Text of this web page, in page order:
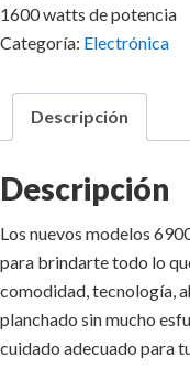
1600 watts de potencia
Categoría: Electrónica
Descripción
Descripción
Los nuevos modelos
para brindarte todo lo
comodidad, tecnología,
planchado sin mucho
cuidado adecuado para